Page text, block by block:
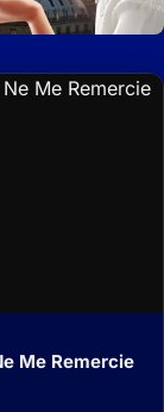
Me Remercie